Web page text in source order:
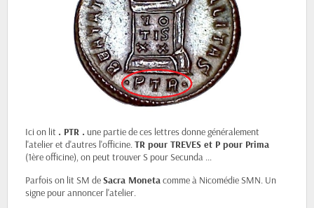
Ici on lit . PTR . une partie de ces lettres donne généralement
l'atelier et d'autres l'officine.TR pour TREVES et P pour Prima
(1ère officine), on peut trouver S pour Secunda ...
Parfois on lit SM deSacra Monetacomme à Nicomédie SMN. Un
signe pour annoncer l'atelier.